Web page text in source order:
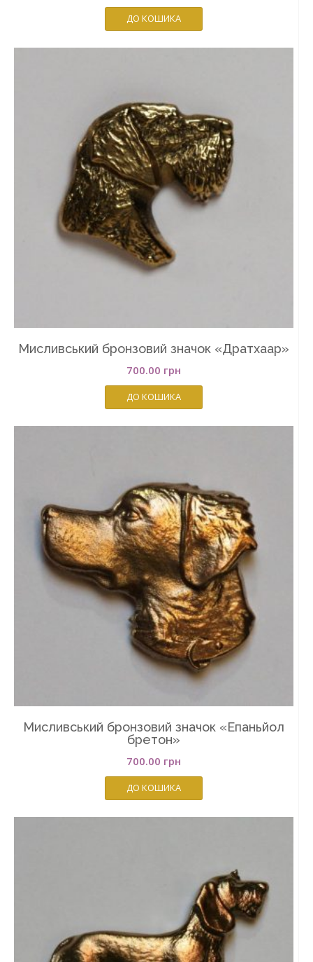
ДО КОШИКА
Мисливський бронзовий значок «Дратхаар»
700.00 грн
ДО КОШИКА
Мисливський бронзовий значок «Епаньйол
бретон»
700.00 грн
ДО КОШИКА